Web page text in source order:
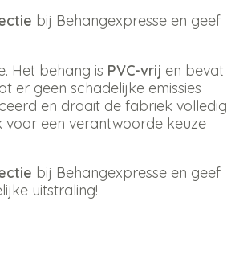
bij Behangexpresse en geef
Het behang is PVC-vrij en bevat
er geen schadelijke emissies
en draait de fabriek volledig
voor een verantwoorde keuze
bij Behangexpresse en geef
uitstraling!